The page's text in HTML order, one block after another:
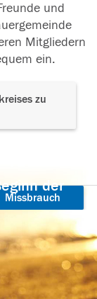
und
Mitgliedern
ein.
zu
der
Missbrauch